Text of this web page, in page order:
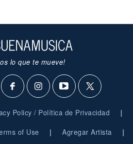
lo que te mueve!
Policy / Política de Privacidad |
of Use | Agregar Artista |